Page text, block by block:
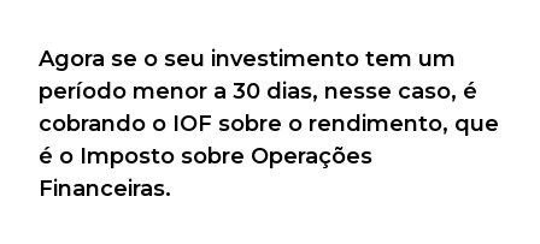
Agora se o seu investimento tem um
período menor a 30 dias, nesse caso, é
cobrando o IOF sobre o rendimento, que
é o Imposto sobre Operações
Financeiras.